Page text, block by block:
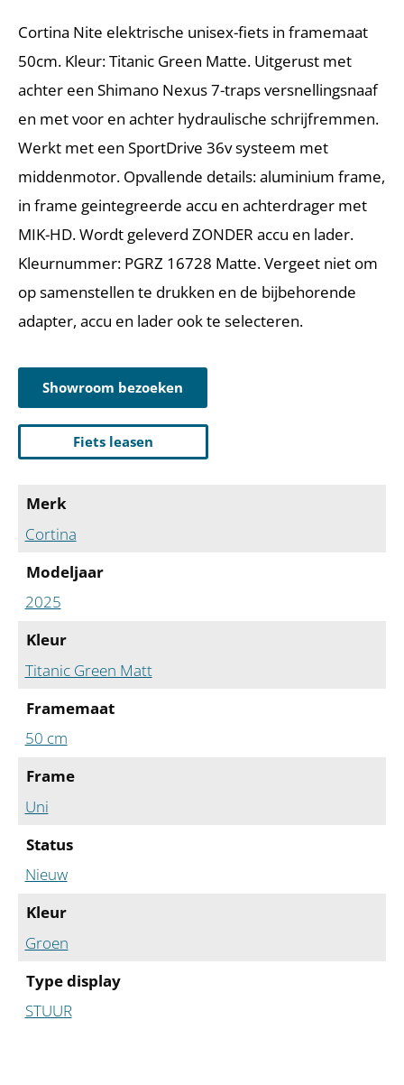
Cortina Nite elektrische unisex-fiets in framemaat
50cm. Kleur: Titanic Green Matte. Uitgerust met
achter een Shimano Nexus 7-traps versnellingsnaaf
en met voor en achter hydraulische schrijfremmen.
Werkt met een SportDrive 36v systeem met
middenmotor. Opvallende details: aluminium frame,
in frame geintegreerde accu en achterdrager met
MIK-HD. Wordt geleverd ZONDER accu en lader.
Kleurnummer: PGRZ 16728 Matte. Vergeet niet om
op samenstellen te drukken en de bijbehorende
adapter, accu en lader ook te selecteren.
Showroom bezoeken
Fiets leasen
Merk
Cortina
Modeljaar
2025
Kleur
Titanic Green Matt
Framemaat
50 cm
Frame
Uni
Status
Nieuw
Kleur
Groen
Type display
STUUR